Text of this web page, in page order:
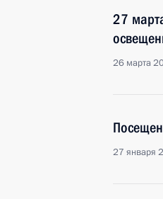
27
26 марта
27 января